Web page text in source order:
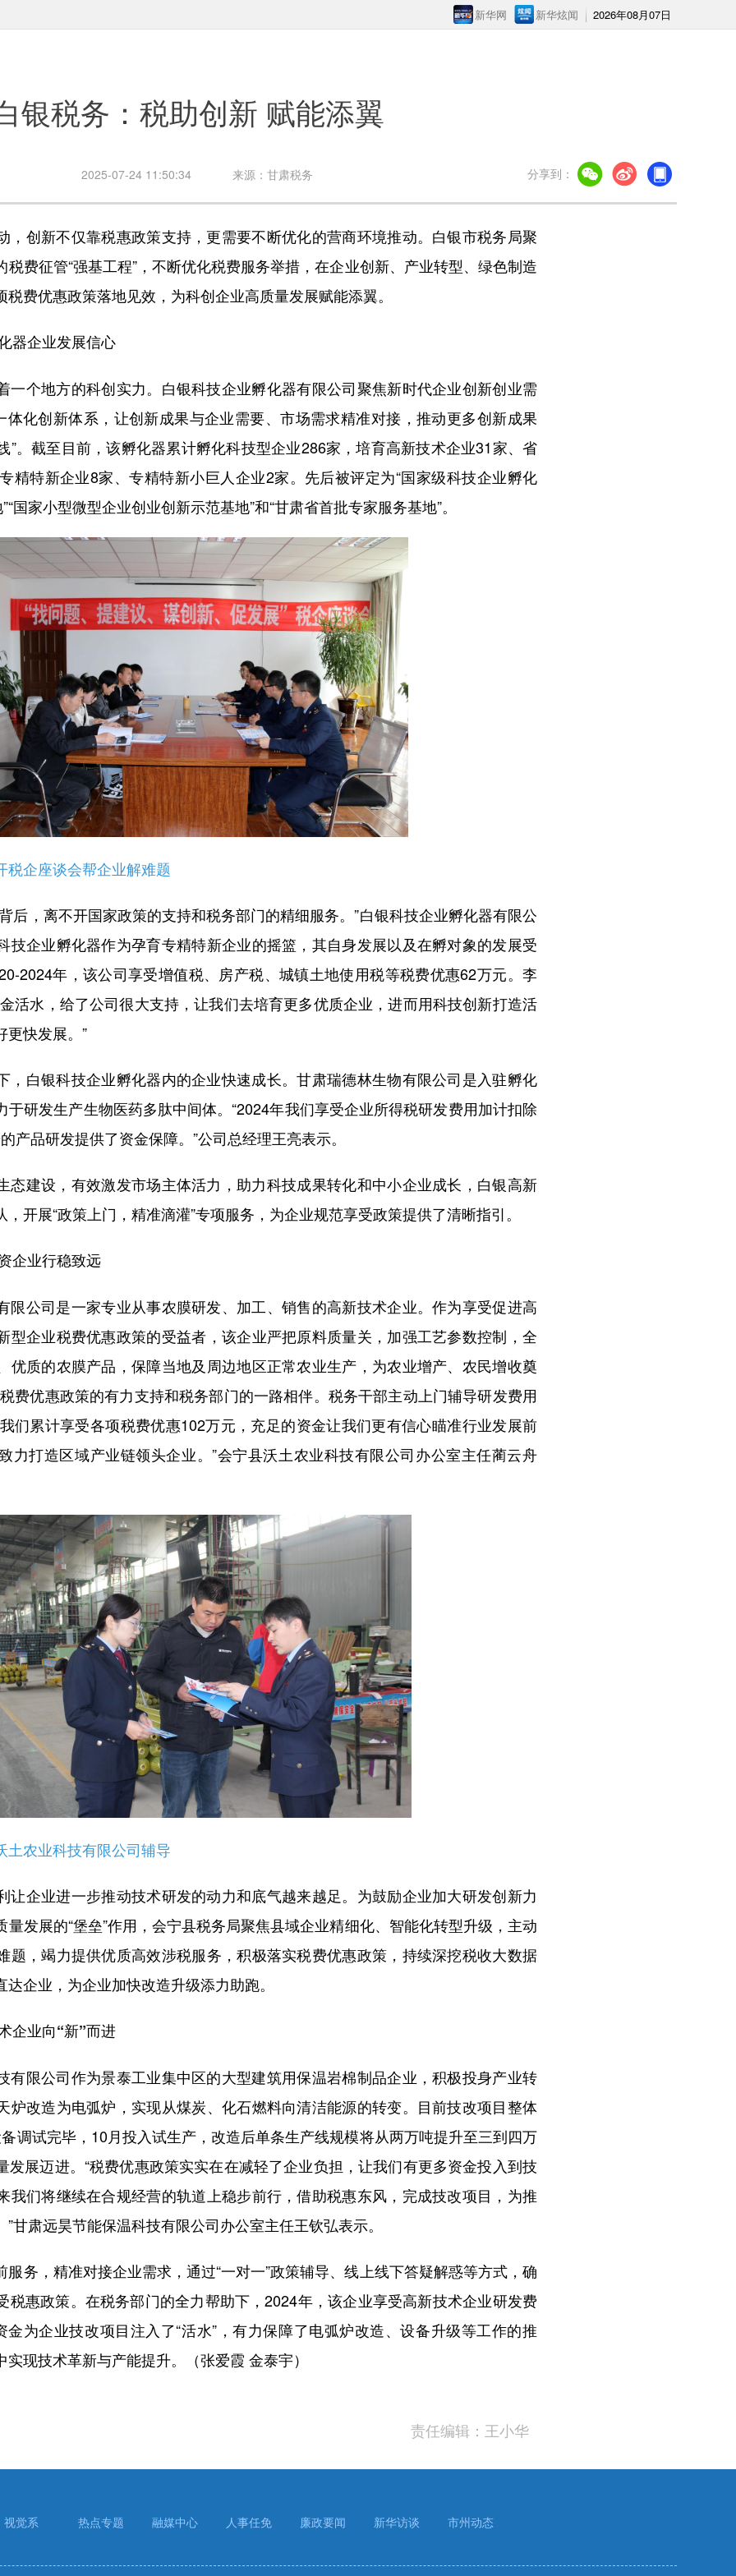
2026年08月07日
新华炫闻
新华网
银税务：税助创新 赋能添翼
2025-07-24 11:50:34 来源：甘肃税务 分享到：
新不仅靠税惠政策支持，更需要不断优化的营商环境推动。白银市税务局聚
费征管“强基工程”，不断优化税费服务举措，在企业创新、产业转型、绿色制造
费优惠政策落地见效，为科创企业高质量发展赋能添翼。
企业发展信心
地方的科创实力。白银科技企业孵化器有限公司聚焦新时代企业创新创业需
体化创新体系，让创新成果与企业需要、市场需求精准对接，推动更多创新成果
”。截至目前，该孵化器累计孵化科技型企业286家，培育高新技术企业31家、省
精特新企业8家、专精特新小巨人企业2家。先后被评定为“国家级科技企业孵化
国家小型微型企业创业创新示范基地”和“甘肃省首批专家服务基地”。
企座谈会帮企业解难题
离不开国家政策的支持和税务部门的精细服务。”白银科技企业孵化器有限公
技企业孵化器作为孕育专精特新企业的摇篮，其自身发展以及在孵对象的发展受
2024年，该公司享受增值税、房产税、城镇土地使用税等税费优惠62万元。李
活水，给了公司很大支持，让我们去培育更多优质企业，进而用科技创新打造活
更快发展。”
银科技企业孵化器内的企业快速成长。甘肃瑞德林生物有限公司是入驻孵化
于研发生产生物医药多肽中间体。“2024年我们享受企业所得税研发费用加计扣除
产品研发提供了资金保障。”公司总经理王亮表示。
设，有效激发市场主体活力，助力科技成果转化和中小企业成长，白银高新
开展“政策上门，精准滴灌”专项服务，为企业规范享受政策提供了清晰指引。
业行稳致远
司是一家专业从事农膜研发、加工、销售的高新技术企业。作为享受促进高
型企业税费优惠政策的受益者，该企业严把原料质量关，加强工艺参数控制，全
优质的农膜产品，保障当地及周边地区正常农业生产，为农业增产、农民增收奠
费优惠政策的有力支持和税务部门的一路相伴。税务干部主动上门辅导研发费用
们累计享受各项税费优惠102万元，充足的资金让我们更有信心瞄准行业发展前
力打造区域产业链领头企业。”会宁县沃土农业科技有限公司办公室主任蔺云舟
农业科技有限公司辅导
业进一步推动技术研发的动力和底气越来越足。为鼓励企业加大研发创新力
发展的“堡垒”作用，会宁县税务局聚焦县域企业精细化、智能化转型升级，主动
题，竭力提供优质高效涉税服务，积极落实税费优惠政策，持续深挖税收大数据
企业，为企业加快改造升级添力助跑。
业向“新”而进
公司作为景泰工业集中区的大型建筑用保温岩棉制品企业，积极投身产业转
炉改造为电弧炉，实现从煤炭、化石燃料向清洁能源的转变。目前技改项目整体
调试完毕，10月投入试生产，改造后单条生产线规模将从两万吨提升至三到四万
发展迈进。“税费优惠政策实实在在减轻了企业负担，让我们有更多资金投入到技
我们将继续在合规经营的轨道上稳步前行，借助税惠东风，完成技改项目，为推
甘肃远昊节能保温科技有限公司办公室主任王钦弘表示。
，精准对接企业需求，通过“一对一”政策辅导、线上线下答疑解惑等方式，确
税惠政策。在税务部门的全力帮助下，2024年，该企业享受高新技术企业研发费
为企业技改项目注入了“活水”，有力保障了电弧炉改造、设备升级等工作的推
现技术革新与产能提升。（张爱霞 金泰宇）
责任编辑：王小华
视觉系 热点专题 融媒中心 人事任免 廉政要闻 新华访谈 市州动态